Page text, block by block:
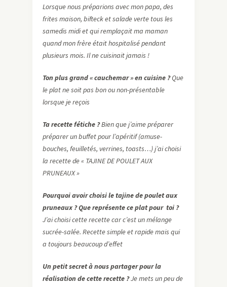
Lorsque nous préparions avec mon papa, des
frites maison, bifteck et salade verte tous les
samedis midi et qui remplaçait ma maman
quand mon frère était hospitalisé pendant
plusieurs mois. Il ne cuisinait jamais !
Ton plus grand « cauchemar » en cuisine ?Que
le plat ne soit pas bon ou non-présentable
lorsque je reçois
Ta recette fétiche ?Bien que j’aime préparer
préparer un buffet pour l’apéritif (amuse-
bouches, feuilletés, verrines, toasts…) j’ai choisi
la recette de « TAJINE DE POULET AUX
PRUNEAUX »
Pourquoi avoir choisi le tajine de poulet aux
pruneaux ?Que représente ce plat pour toi ?
J’ai choisi cette recette car c’est un mélange
sucrée-salée. Recette simple et rapide mais qui
a toujours beaucoup d’effet
Un petit secret à nous partager pour la
réalisation de cette recette ?Je mets un peu de